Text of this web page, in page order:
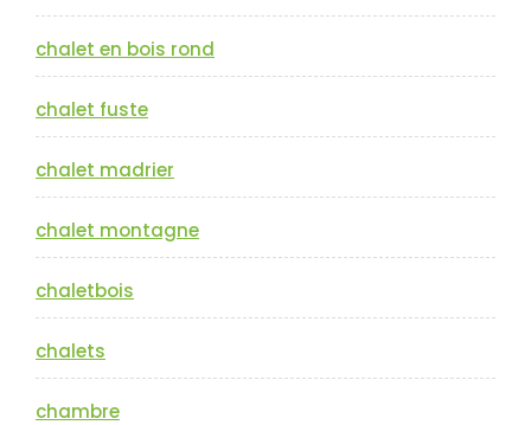
chalet en bois rond
chalet fuste
chalet madrier
chalet montagne
chaletbois
chalets
chambre